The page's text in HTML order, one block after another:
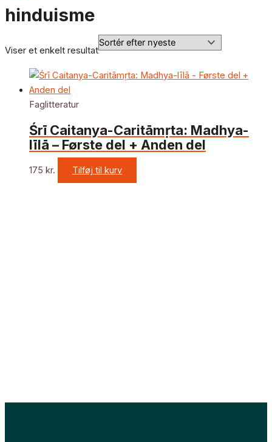
hinduisme
Viser et enkelt resultat
Faglitteratur
Śrī Caitanya-Caritāmṛta: Madhya-
līlā – Første del + Anden del
175 kr. Tilføj til kurv